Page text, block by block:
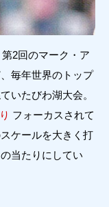
2回のマーク・ア
毎年世界のトップ
いたびわ湖大会。
フォーカスされて
ケールを大きく打
当たりにしてい